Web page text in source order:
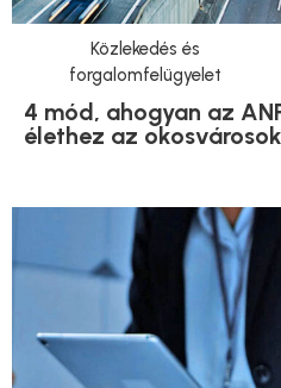
Közlekedés és
forgalomfelügyelet
4 mód, ahogyan az
élethez az